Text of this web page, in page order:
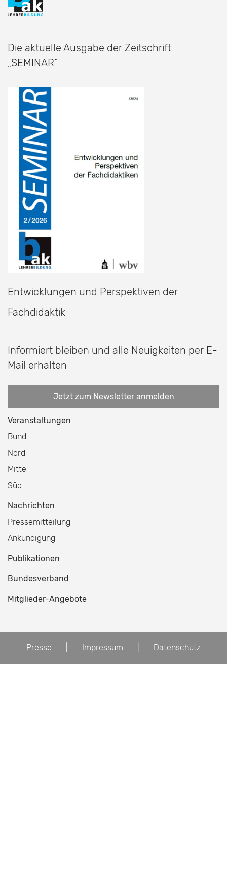
Die aktuelle Ausgabe der Zeitschrift
„SEMINAR“
Entwicklungen und Perspektiven der
Fachdidaktik
Informiert bleiben und alle Neuigkeiten per E-
Mail erhalten
Jetzt zum Newsletter anmelden
Veranstaltungen
Bund
Nord
Mitte
Süd
Nachrichten
Pressemitteilung
Ankündigung
Publikationen
Bundesverband
Mitglieder-Angebote
Presse Impressum Datenschutz